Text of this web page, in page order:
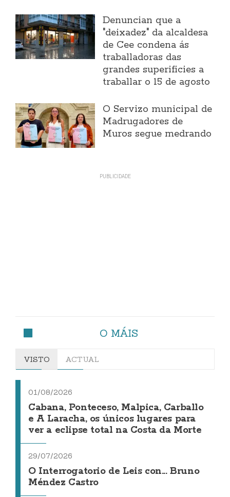
Denuncian que a
"deixadez" da alcaldesa
de Cee condena ás
traballadoras das
grandes superificies a
traballar o 15 de agosto
O Servizo municipal de
Madrugadores de
Muros segue medrando
O MÁIS
VISTO ACTUAL
01/08/2026
Cabana, Ponteceso, Malpica, Carballo
e A Laracha, os únicos lugares para
ver a eclipse total na Costa da Morte
29/07/2026
O Interrogatorio de Leis con... Bruno
Méndez Castro